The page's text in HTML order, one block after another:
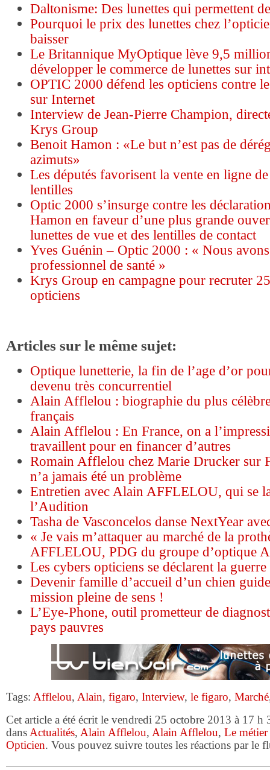
Daltonisme: Des lunettes qui permettent
Pourquoi le prix des lunettes chez
baisser
Le Britannique MyOptique lève 9,5
développer le commerce de lunettes sur
OPTIC 2000 défend les opticiens contre
sur Internet
Interview de Jean-Pierre Champion,
Krys Group
Benoit Hamon : «Le but n’est pas de
azimuts»
Les députés favorisent la vente en ligne
lentilles
Optic 2000 s’insurge contre les
Hamon en faveur d’une plus grande
lunettes de vue et des lentilles de contact
Yves Guénin – Optic 2000 : « Nous
professionnel de santé »
Krys Group en campagne pour recruter
opticiens
Articles sur le même sujet:
Optique lunetterie, la fin de l’age d’or
devenu très concurrentiel
Alain Afflelou : biographie du plus
français
Alain Afflelou : En France, on a
travaillent pour en financer d’autres
Romain Afflelou chez Marie Drucker sur
n’a jamais été un problème
Entretien avec Alain AFFLELOU, qui se
l’Audition
Tasha de Vasconcelos danse NextYear
« Je vais m’attaquer au marché de la
AFFLELOU, PDG du groupe d’optique
Les cybers opticiens se déclarent la
Devenir famille d’accueil d’un chien
mission pleine de sens !
L’Eye-Phone, outil prometteur de
pays pauvres
Tags: Afflelou, Alain, figaro, Interview, le figaro, Marché
Cet article a été écrit le vendredi 25 octobre 2013 à 17 h
dansActualités, Alain Afflelou, Alain Afflelou, Le
Opticien. Vous pouvez suivre toutes les réactions par le